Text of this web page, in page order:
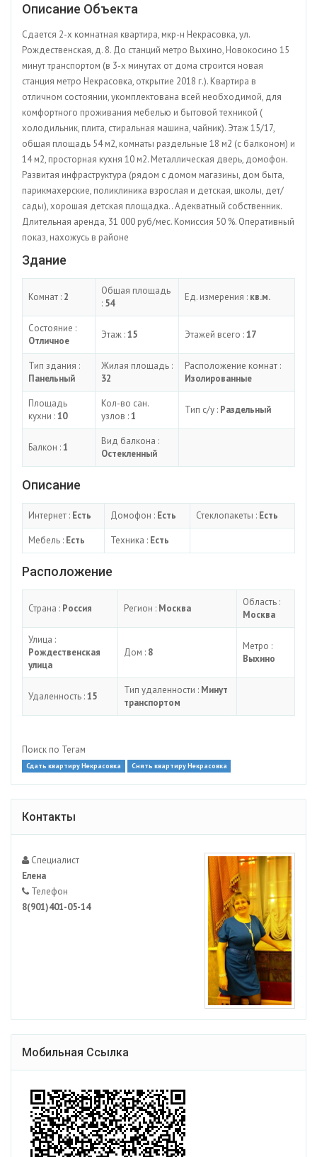
Описание Объекта
Сдается 2-х комнатная квартира, мкр-н Некрасовка, ул.
Рождественская, д. 8. До станций метро Выхино, Новокосино 15
минут транспортом (в 3-х минутах от дома строится новая
станция метро Некрасовка, открытие 2018 г.). Квартира в
отличном состоянии, укомплектована всей необходимой, для
комфортного проживания мебелью и бытовой техникой (
холодильник, плита, стиральная машина, чайник). Этаж 15/17,
общая площадь 54 м2, комнаты раздельные 18 м2 (с балконом) и
14 м2, просторная кухня 10 м2. Металлическая дверь, домофон.
Развитая инфраструктура (рядом с домом магазины, дом быта,
парикмахерские, поликлиника взрослая и детская, школы, дет/
сады), хорошая детская площадка.. Адекватный собственник.
Длительная аренда, 31 000 руб/мес. Комиссия 50 %. Оперативный
показ, нахожусь в районе
Здание
Комнат : 2
Общая площадь
: 54
Ед. измерения : кв.м.
Состояние :
Отличное
Этаж :15 Этажей всего :17
Тип здания :
Панельный
Жилая площадь :
32
Расположение комнат :
Изолированные
Площадь
кухни :10
Кол-во сан.
узлов :1
Тип с/у : Раздельный
Балкон :1
Вид балкона :
Остекленный
Описание
Интернет : Есть Домофон : Есть Стеклопакеты : Есть
Мебель : Есть Техника : Есть
Расположение
Страна : Россия Регион : Москва
Область :
Москва
Улица :
Рождественская
улица
Дом : 8
Метро :
Выхино
Удаленность :15
Тип удаленности : Минут
транспортом
Поиск по Тегам
Сдать квартиру Некрасовка Снять квартиру Некрасовка
Контакты
Специалист
Елена
Телефон
8(901)401-05-14
Мобильная Ссылка